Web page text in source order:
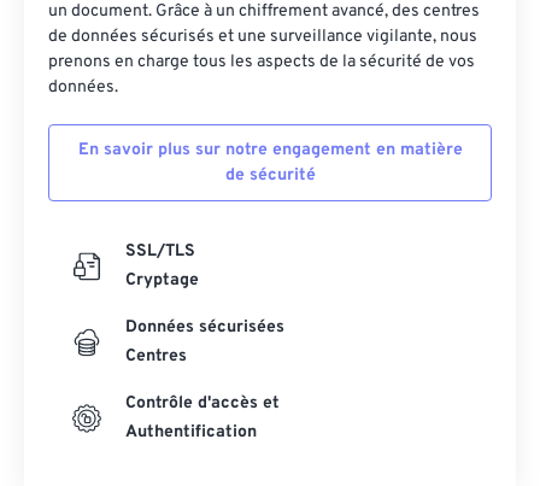
un document. Grâce à un chiffrement avancé, des centres
de données sécurisés et une surveillance vigilante, nous
prenons en charge tous les aspects de la sécurité de vos
données.
En savoir plus sur notre engagement en matière
de sécurité
SSL/TLS
Cryptage
Données sécurisées
Centres
Contrôle d'accès et
Authentification